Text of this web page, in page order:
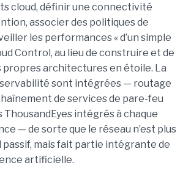
cloud, définir une connectivité
associer des politiques de
les performances « d’un simple
Control, au lieu de construire et de
propres architectures en étoile. La
sont intégrées — routage
de services de pare-feu
intégrés à chaque
— de sorte que le réseau n’est plus
passif, mais fait partie intégrante de
artificielle.